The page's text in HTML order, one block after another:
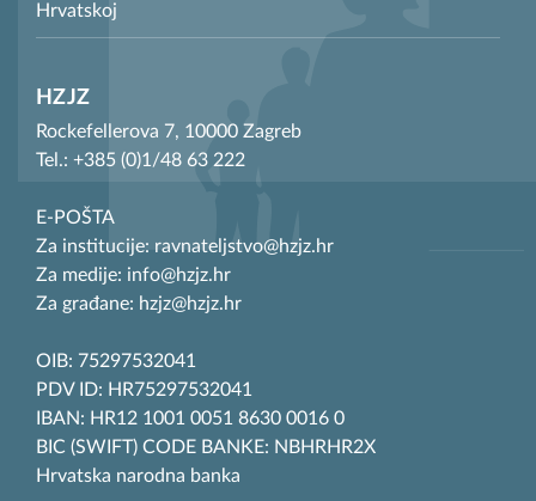
Hrvatskoj
HZJZ
Rockefellerova 7, 10000 Zagreb
Tel.: +385 (0)1/48 63 222
E-POŠTA
Za institucije: ravnateljstvo@hzjz.hr
Za medije: info@hzjz.hr
Za građane: hzjz@hzjz.hr
OIB: 75297532041
PDV ID: HR75297532041
IBAN: HR12 1001 0051 8630 0016 0
BIC (SWIFT) CODE BANKE: NBHRHR2X
Hrvatska narodna banka